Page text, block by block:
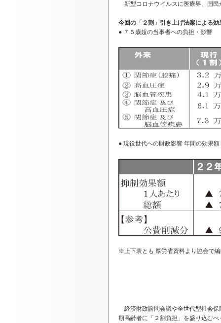
新型コロナウイルスに医療界、国民
今回の「２割」引き上げ法案による効
● ７５歳超の当事者への負担・影
● 現役世代への財政影響 年間の効果額
※上下表とも 厚労省資料より協会で
経済財政諮問会議や全世代型社会保
期高齢者に「２割負担」を盛り込む